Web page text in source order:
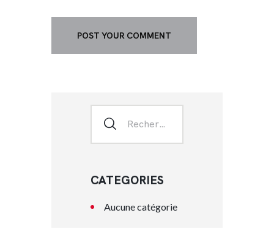
CATEGORIES
Aucune catégorie